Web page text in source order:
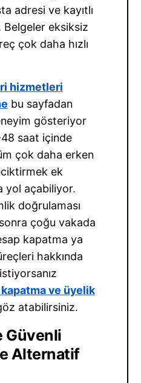
adresi ve kayıtlı
Belgeler eksiksiz
çok daha hızlı
hizmetleri
bu sayfadan
gösteriyor
saat içinde
çok daha erken
ek
yol açabiliyor.
doğrulaması
çoğu vakada
kapatma ya
hakkında
ve üyelik
atabilirsiniz.
Güvenli
Alternatif